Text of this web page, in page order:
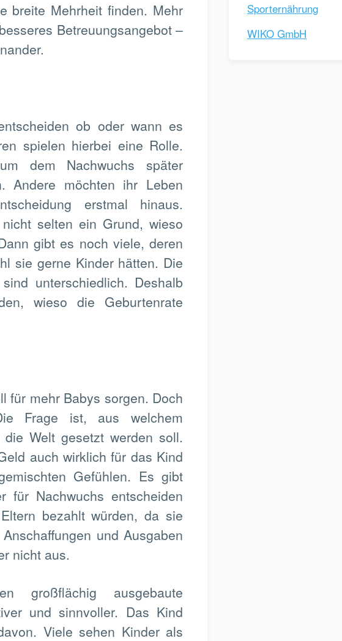
breite Mehrheit finden. Mehr
Betreuungsangebot –
ob oder wann es
spielen hierbei eine Rolle.
dem Nachwuchs später
Andere möchten ihr Leben
erstmal hinaus.
selten ein Grund, wieso
gibt es noch viele, deren
sie gerne Kinder hätten. Die
unterschiedlich. Deshalb
wieso die Geburtenrate
für mehr Babys sorgen. Doch
Frage ist, aus welchem
Welt gesetzt werden soll.
auch wirklich für das Kind
Gefühlen. Es gibt
für Nachwuchs entscheiden
bezahlt würden, da sie
und Ausgaben
nicht aus.
großflächig ausgebaute
und sinnvoller. Das Kind
Viele sehen Kinder als
Sporternährung
WIKO GmbH